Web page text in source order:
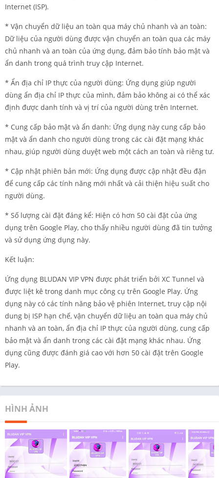
Internet (ISP).
* Vận chuyển dữ liệu an toàn qua máy chủ nhanh và an toàn:
Dữ liệu của người dùng được vận chuyển an toàn qua các máy
chủ nhanh và an toàn của ứng dụng, đảm bảo tính bảo mật và
ẩn danh trong quá trình truy cập Internet.
* Ẩn địa chỉ IP thực của người dùng: Ứng dụng giúp người
dùng ẩn địa chỉ IP thực của mình, đảm bảo không ai có thể xác
định được danh tính và vị trí của người dùng trên Internet.
* Cung cấp bảo mật và ẩn danh: Ứng dụng này cung cấp bảo
mật và ẩn danh cho người dùng trong các cài đặt mạng khác
nhau, giúp người dùng duyệt web một cách an toàn và riêng tư.
* Cập nhật phiên bản mới: Ứng dụng được cập nhật đều đặn
để cung cấp các tính năng mới nhất và cải thiện hiệu suất cho
người dùng.
* Số lượng cài đặt đáng kể: Hiện có hơn 50 cài đặt của ứng
dụng trên Google Play, cho thấy nhiều người dùng đã tin tưởng
và sử dụng ứng dụng này.
Kết luận:
Ứng dụng BLUDAN VIP VPN được phát triển bởi XC Tunnel và
được liệt kê trong danh mục công cụ trên Google Play. Ứng
dụng này có các tính năng bảo vệ phiên Internet, truy cập nội
dung bị ISP hạn chế, vận chuyển dữ liệu an toàn qua máy chủ
nhanh và an toàn, ẩn địa chỉ IP thực của người dùng, cung cấp
bảo mật và ẩn danh trong các cài đặt mạng khác nhau. Ứng
dụng cũng được đánh giá cao với hơn 50 cài đặt trên Google
Play.
HÌNH ẢNH